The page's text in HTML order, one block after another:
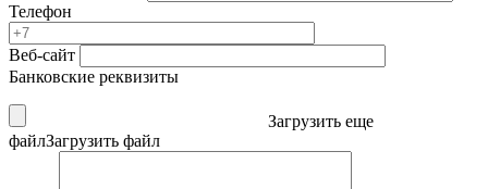
Телефон
Веб-сайт
Банковские реквизиты
Загрузить еще
файлЗагрузить файл